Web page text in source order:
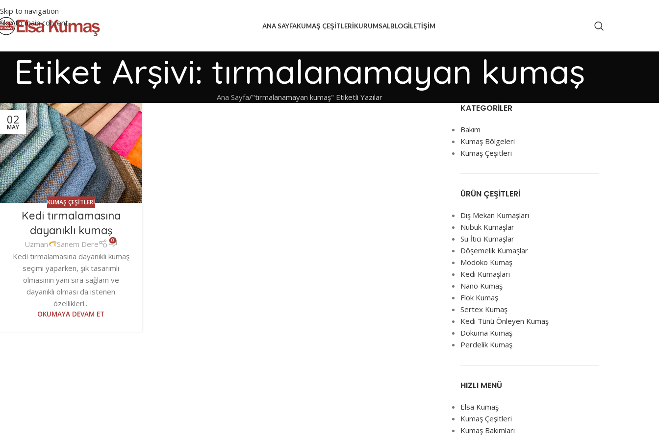
Skip to navigation
Skip to main content
ANA SAYFAKUMAŞ ÇEŞITLERIKURUMSALBLOGİLETIŞIM
Etiket Arşivi: tırmalanamayan kumaş
Ana Sayfa "tırmalanamayan kumaş" Etiketli Yazılar
02
MAY
KUMAŞ ÇEŞITLERI
Kedi tırmalamasına
dayanıklı kumaş
Uzman Sanem Dere 0
Kedi tırmalamasına dayanıklı kumaş
seçimi yaparken, şık tasarımlı
olmasının yanı sıra sağlam ve
dayanıklı olması da istenen
özellikleri...
OKUMAYA DEVAM ET
KATEGORILER
Bakım
Kumaş Bölgeleri
Kumaş Çeşitleri
ÜRÜN ÇEŞITLERI
Dış Mekan Kumaşları
Nubuk Kumaşlar
Su İtici Kumaşlar
Döşemelik Kumaşlar
Modoko Kumaş
Kedi Kumaşları
Nano Kumaş
Flok Kumaş
Sertex Kumaş
Kedi Tünü Önleyen Kumaş
Dokuma Kumaş
Perdelik Kumaş
HIZLI MENÜ
Elsa Kumaş
Kumaş Çeşitleri
Kumaş Bakımları